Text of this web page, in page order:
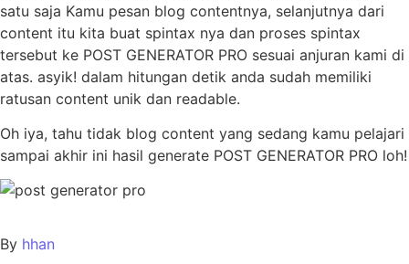
satu saja Kamu pesan blog contentnya, selanjutnya dari
content itu kita buat spintax nya dan proses spintax
tersebut ke POST GENERATOR PRO sesuai anjuran kami di
atas. asyik! dalam hitungan detik anda sudah memiliki
ratusan content unik dan readable.
Oh iya, tahu tidak blog content yang sedang kamu pelajari
sampai akhir ini hasil generate POST GENERATOR PRO loh!
By hhan